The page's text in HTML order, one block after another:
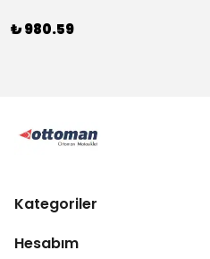
₺ 980.59
Kategoriler
Hesabım